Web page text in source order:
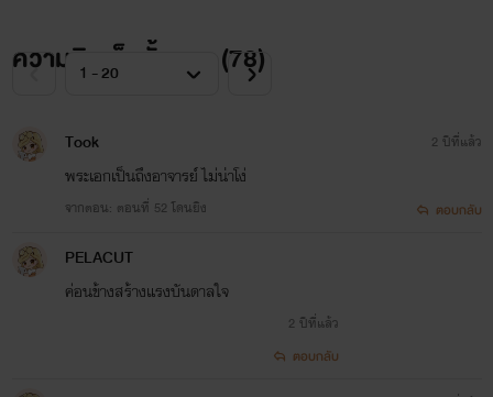
ความคิดเห็นทั้งหมด (78)
Took
พระเอกเป็นถึงอาจารย์ ไม่น่าโง่
จากตอน: ตอนที่ 52 โดนยิง
2 ปีที่แล้ว
ตอบกลับ
PELACUT
ค่อนข้างสร้างแรงบันดาลใจ
2 ปีที่แล้ว
ตอบกลับ